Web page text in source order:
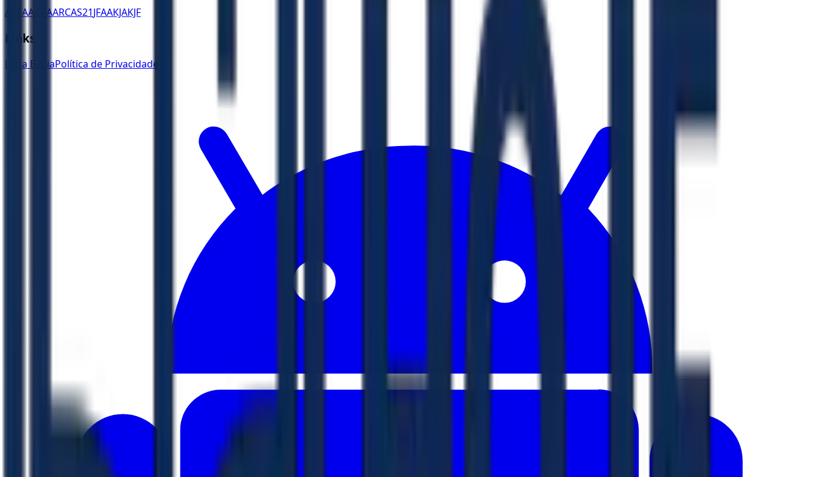
ACFAA ARAARCAS21JFAAKJAKJF
Links
Ler a BíbliaPolítica de Privacidade